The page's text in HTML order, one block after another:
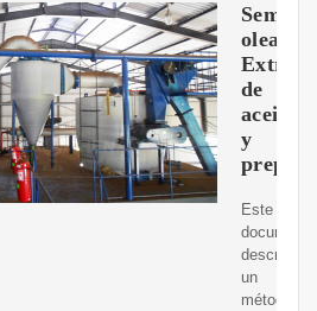
de
aceite
y
Este
documento
describe
un
método